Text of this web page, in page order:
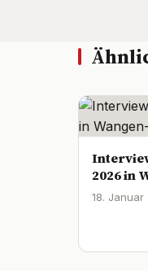
2026 in
18. Januar